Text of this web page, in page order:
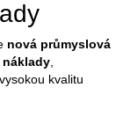
nová průmyslová
kvalitu